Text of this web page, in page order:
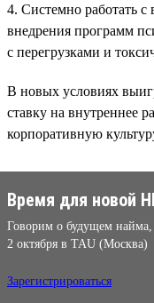
4. Системно работать
внедрения программ
с перегрузками и
В новых условиях
ставку на внутреннее
корпоративную
Время для новой
Говорим о будущем
2 октября в TAU (Москва)
Зарегистрироваться